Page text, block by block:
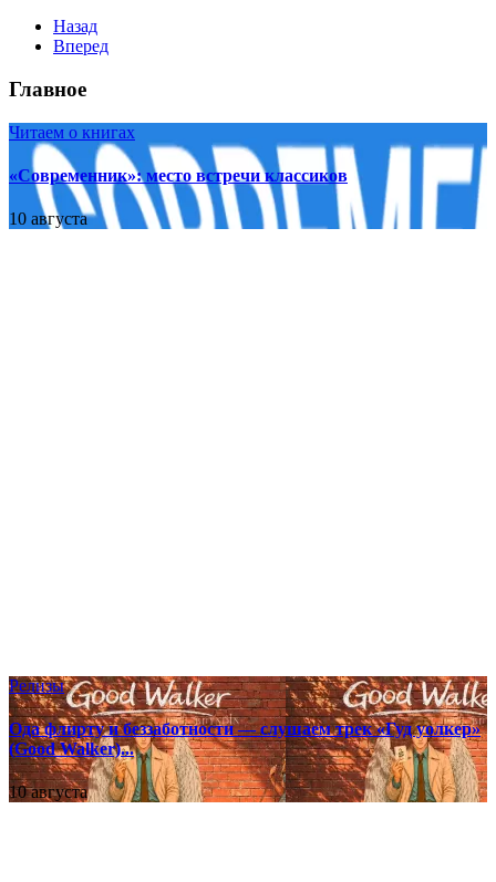
Назад
Вперед
Главное
Читаем о книгах
«Современник»: место встречи классиков
10 августа
Релизы
Ода флирту и беззаботности — слушаем трек «Гуд уолкер»
(Good Walker)...
10 августа